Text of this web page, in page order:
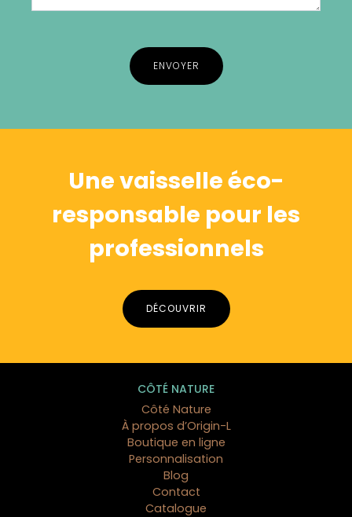
Une vaisselle éco-
responsable pour les
professionnels
DÉCOUVRIR
CÔTÉ NATURE
Côté Nature
À propos d’Origin-L
Boutique en ligne
Personnalisation
Blog
Contact
Catalogue